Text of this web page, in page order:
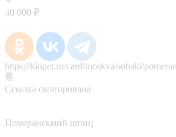
40 000 ₽
https://kinpet.ru/card/moskva/sobaki/
Ссылка скопирована
Померанскмий шпиц